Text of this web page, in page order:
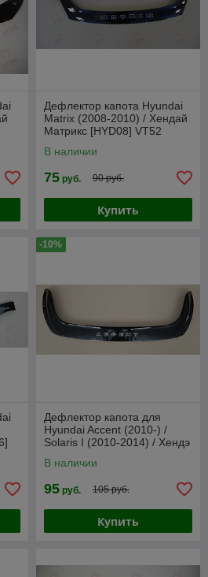
Дефлектор капота Hyundai
Matrix (2008-2010) / Хендай
Матрикс [HYD08] VT52
В наличии
75 руб. 90 руб.
Купить
-10%
Дефлектор капота для
Hyundai Accent (2010-) /
Solaris I (2010-2014) / Хендэ
VT52
В наличии
95 руб. 105 руб.
Купить